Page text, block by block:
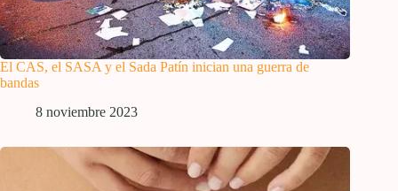
El CAS, el SASA y el Sada Patín inician una guerra de
bandas
8 noviembre 2023